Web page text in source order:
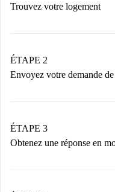
Trouvez votre logement
Vous disposez à
nécessaires.
ÉTAPE 2
Envoyez votre demande
Nous ne vous
n’aura pas accepté.
ÉTAPE 3
Obtenez une réponse en